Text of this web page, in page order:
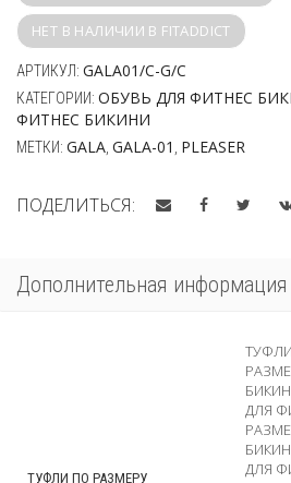
НЕТ В НАЛИЧИИ В FITADDICT
АРТИКУЛ: GALA01/C-G/C
КАТЕГОРИИ: ОБУВЬ ДЛЯ ФИТНЕС
ФИТНЕС БИКИНИ
МЕТКИ: GALA GALA-01 PLEASER
ПОДЕЛИТЬСЯ:
Дополнительная информация
ТУФЛИ ПО РАЗМЕРУ
ДЛЯ
ДЛЯ